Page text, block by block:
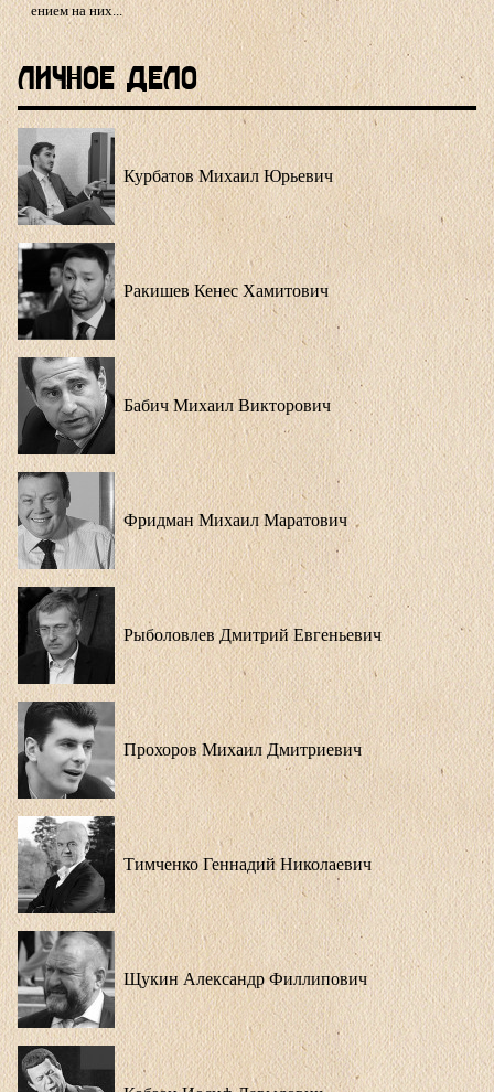
ением на них...
Личное Дело
Курбатов Михаил Юрьевич
Ракишев Кенес Хамитович
Бабич Михаил Викторович
Фридман Михаил Маратович
Рыболовлев Дмитрий Евгеньевич
Прохоров Михаил Дмитриевич
Тимченко Геннадий Николаевич
Щукин Александр Филлипович